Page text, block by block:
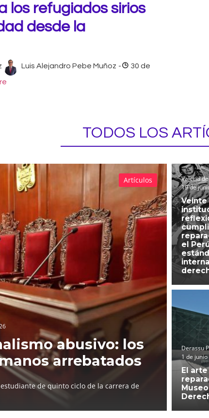
los refugiados sirios
desde la
Luis Alejandro Pebe Muñoz - 30 de
TODOS LOS
abusivo: los
arrebatados
de quinto ciclo de la carrera de
Artículos
Valeria
19 de
Veinte
el
Derassu
1 de
El